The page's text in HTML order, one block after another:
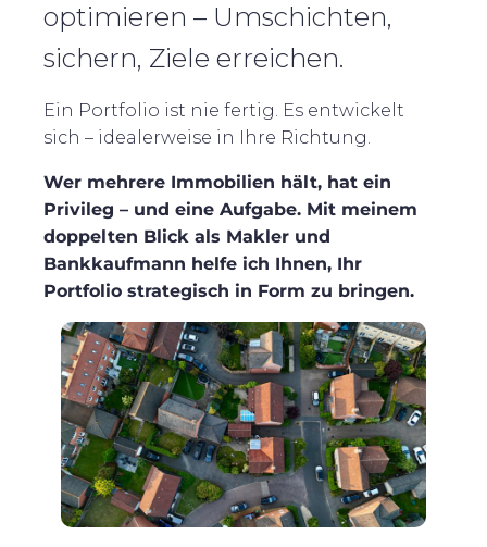
optimieren – Umschichten,
sichern, Ziele erreichen.
Ein Portfolio ist nie fertig. Es entwickelt
sich – idealerweise in Ihre Richtung.
Wer mehrere Immobilien hält, hat ein
Privileg – und eine Aufgabe. Mit meinem
doppelten Blick als Makler und
Bankkaufmann helfe ich Ihnen, Ihr
Portfolio strategisch in Form zu bringen.